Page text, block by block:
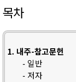
목차
1. 내주-참고문헌
- 일반
- 저자